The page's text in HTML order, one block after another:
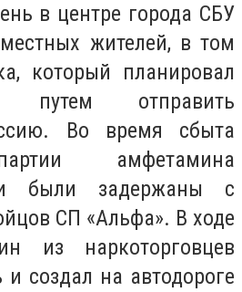
в центре города СБУ
жителей, в том
который планировал
путем отправить
Во время сбыта
амфетамина
были задержаны с
СП «Альфа». В ходе
из наркоторговцев
и создал на автодороге